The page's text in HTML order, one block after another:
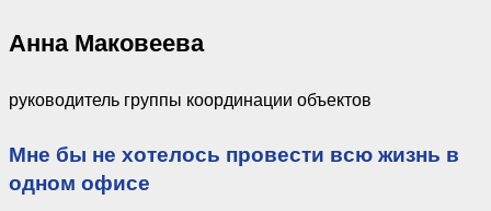
Анна Маковеева
руководитель группы координации объектов
Мне бы не хотелось провести всю жизнь в
одном офисе